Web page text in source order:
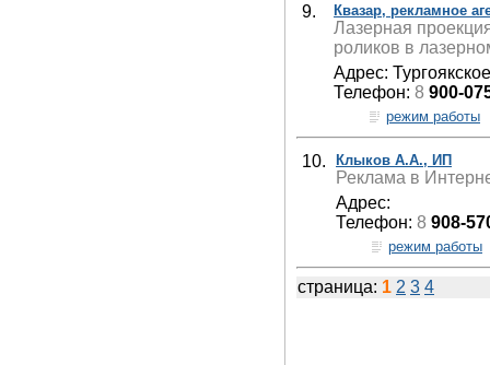
9. Квазар, рекламное
Лазерная
роликов в
Адрес:
Телефон: 8 900-
режим работы
10. Клыков А.А., ИП
Реклама в
Адрес:
Телефон: 8 908-
режим работы
страница: 1 2 3 4